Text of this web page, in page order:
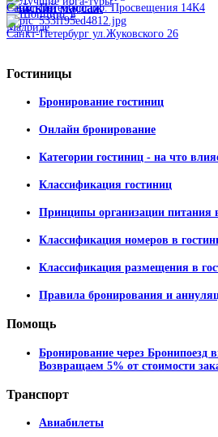
Тайский массаж
Санкт-Петербург пр. Просвещения 14К4
Санкт-Петербург ул.Жуковского 26
Гостиницы
Бронирование гостиниц
Онлайн бронирование
Категории гостиниц - на что
Классификация гостиниц
Принципы организации питания
Классификация номеров в
Классификация размещения в
Правила бронирования и
Помощь
Бронирование через Бронипоезд
Возвращаем 5% от стоимости
Транспорт
Авиабилеты